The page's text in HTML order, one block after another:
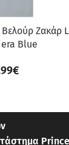
Ζακάρ
Blue
€